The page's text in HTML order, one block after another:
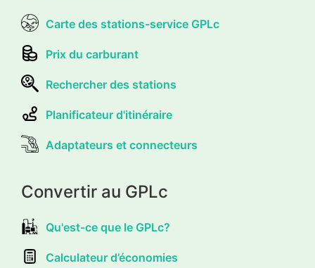
Carte des stations-service GPLc
Prix du carburant
Rechercher des stations
Planificateur d'itinéraire
Adaptateurs et connecteurs
Convertir au GPLc
Qu'est-ce que le GPLc?
Calculateur d’économies